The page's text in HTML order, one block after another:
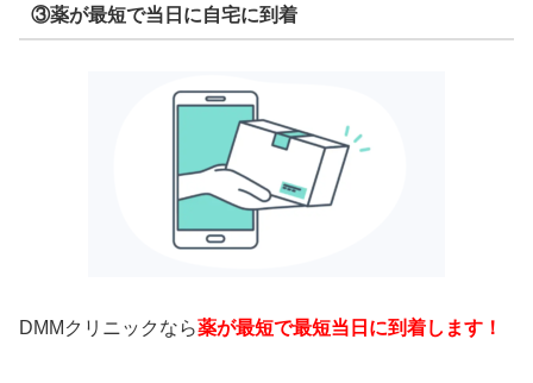
③薬が最短で当日に自宅に到着
DMMクリニックなら薬が最短で最短当日に到着します！